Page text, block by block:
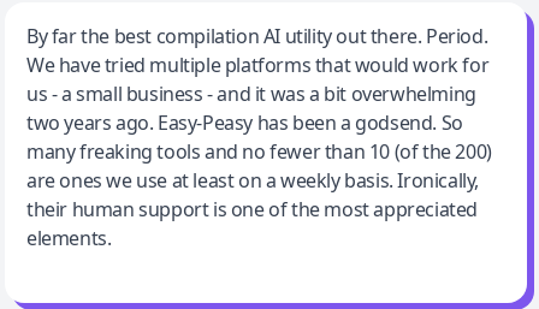
Jeff Wilson
By far the best compilation AI utility
By far the best compilation AI utility out there. Period.
We have tried multiple platforms that would work for
us - a small business - and it was a bit overwhelming
two years ago. Easy-Peasy has been a godsend. So
many freaking tools and no fewer than 10 (of the 200)
are ones we use at least on a weekly basis. Ironically,
their human support is one of the most appreciated
elements.